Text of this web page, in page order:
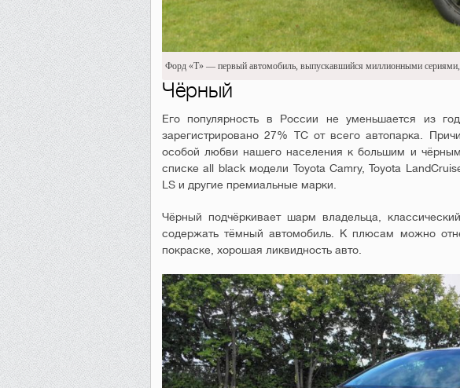
Форд «Т» — первый автомобиль, выпускавшийся миллионными сериями,
Чёрный
Его популярность в России не уменьшается из
зарегистрировано 27% ТС от всего автопарка.
особой любви нашего населения к большим и
списке all black модели Toyota Camry, Toyota
LS и другие премиальные марки.
Чёрный подчёркивает шарм владельца,
содержать тёмный автомобиль. К плюсам можно
покраске, хорошая ликвидность авто.